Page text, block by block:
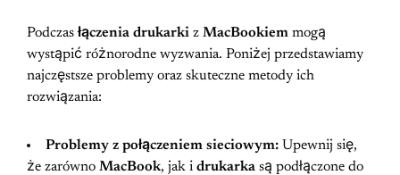
Podczas łączenia drukarki z MacBookiem mogą
wystąpić różnorodne wyzwania. Poniżej przedstawiamy
najczęstsze problemy oraz skuteczne metody ich
rozwiązania:
Problemy z połączeniem sieciowym: Upewnij się,
że zarówno MacBook, jak i drukarka są podłączone do